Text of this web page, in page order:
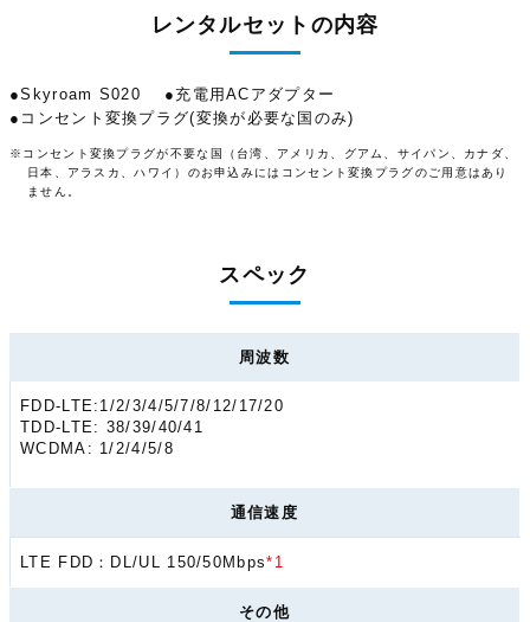
レンタルセットの内容
●Skyroam S020
●充電用ACアダプター
●コンセント変換プラグ(変換が必要な国のみ)
※コンセント変換プラグが不要な国（台湾、アメリカ、グアム、サイパン、カナダ、
日本、アラスカ、ハワイ）のお申込みにはコンセント変換プラグのご用意はあり
ません。
スペック
周波数
FDD-LTE:1/2/3/4/5/7/8/12/17/20
TDD-LTE: 38/39/40/41
WCDMA: 1/2/4/5/8
通信速度
LTE FDD：DL/UL 150/50Mbps*1
その他